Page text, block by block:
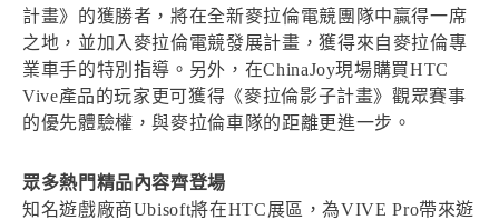
計畫》的獲勝者，將在全新麥拉倫電競團隊中贏得一席
之地，並加入麥拉倫電競發展計畫，獲得來自麥拉倫專
業車手的特別指導。另外，在ChinaJoy現場購買HTC
Vive產品的玩家更可獲得《麥拉倫影子計畫》觀眾賽事
的優先體驗權，與麥拉倫車隊的距離更進一步。
眾多熱門精品內容齊登場
知名遊戲廠商Ubisoft將在HTC展區，為VIVE Pro帶來遊